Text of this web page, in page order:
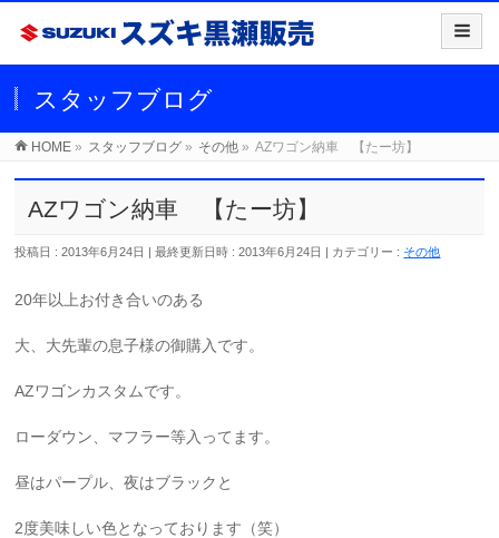
スタッフブログ
HOME » スタッフブログ » その他 » AZワゴン納車 【たー坊】
AZワゴン納車 【たー坊】
投稿日 : 2013年6月24日 最終更新日時 : 2013年6月24日 カテゴリー : その他
20年以上お付き合いのある
大、大先輩の息子様の御購入です。
AZワゴンカスタムです。
ローダウン、マフラー等入ってます。
昼はパープル、夜はブラックと
2度美味しい色となっております（笑）